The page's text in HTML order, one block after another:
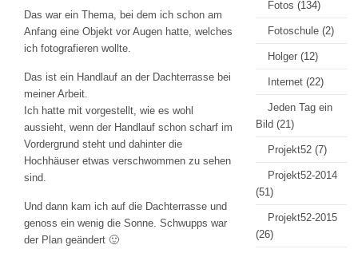
Das war ein Thema, bei dem ich schon am
Anfang eine Objekt vor Augen hatte, welches
ich fotografieren wollte.
Das ist ein Handlauf an der Dachterrasse bei
meiner Arbeit.
Ich hatte mit vorgestellt, wie es wohl
aussieht, wenn der Handlauf schon scharf im
Vordergrund steht und dahinter die
Hochhäuser etwas verschwommen zu sehen
sind.
Und dann kam ich auf die Dachterrasse und
genoss ein wenig die Sonne. Schwupps war
der Plan geändert 🙂
Fotos (134)
Fotoschule (2)
Holger (12)
Internet (22)
Jeden Tag ein
Bild (21)
Projekt52 (7)
Projekt52-2014
(51)
Projekt52-2015
(26)